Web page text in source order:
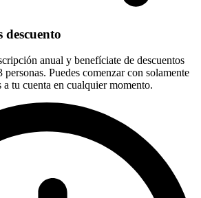
descuento
anual y benefíciate de descuentos
Puedes comenzar con solamente
tu cuenta en cualquier momento.